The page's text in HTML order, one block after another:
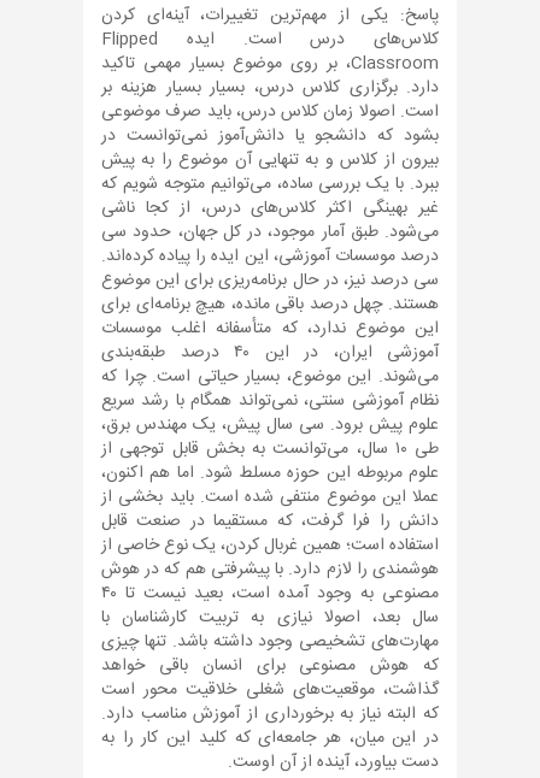
پاسخ: یکی از مهم‌ترین تغییرات، آینه‌ای کردن
کلاس‌های درس است. ایده Flipped
Classroom، بر روی موضوع بسیار مهمی تاکید
دارد. برگزاری کلاس درس، بسیار بسیار هزینه بر
است. اصولا زمان کلاس درس، باید صرف موضوعی
بشود که دانشجو یا دانش‌آموز نمی‌توانست در
بیرون از کلاس و به تنهایی آن موضوع را به پیش
ببرد. با یک بررسی ساده، می‌توانیم متوجه شویم که
غیر بهینگی اکثر کلاس‌های درس، از کجا ناشی
می‌شود. طبق آمار موجود، در کل جهان، حدود سی
درصد موسسات آموزشی، این ایده را پیاده کرده‌اند.
سی درصد نیز، در حال برنامه‌ریزی برای این موضوع
هستند. چهل درصد باقی مانده، هیچ برنامه‌ای برای
این موضوع ندارد، که متأسفانه اغلب موسسات
آموزشی ایران، در این ۴۰ درصد طبقه‌بندی
می‌شوند. این موضوع، بسیار حیاتی است. چرا که
نظام آموزشی سنتی، نمی‌تواند همگام با رشد سریع
علوم پیش برود. سی سال پیش، یک مهندس برق،
طی ۱۰ سال، می‌توانست به بخش قابل توجهی از
علوم مربوطه این حوزه مسلط شود. اما هم اکنون،
عملا این موضوع منتفی شده است. باید بخشی از
دانش را فرا گرفت، که مستقیما در صنعت قابل
استفاده است؛ همین غربال کردن، یک نوع خاصی از
هوشمندی را لازم دارد. با پیشرفتی هم که در هوش
مصنوعی به وجود آمده است، بعید نیست تا ۴۰
سال بعد، اصولا نیازی به تربیت کارشناسان با
مهارت‌های تشخیصی وجود داشته باشد. تنها چیزی
که هوش مصنوعی برای انسان باقی خواهد
گذاشت، موقعیت‌های شغلی خلاقیت محور است
که البته نیاز به برخورداری از آموزش مناسب دارد.
در این میان، هر جامعه‌ای که کلید این کار را به
دست بیاورد، آینده از آن اوست.